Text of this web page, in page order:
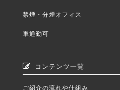
禁煙・分煙オフィス
車通勤可
コンテンツ一覧
ご紹介の流れや仕組み